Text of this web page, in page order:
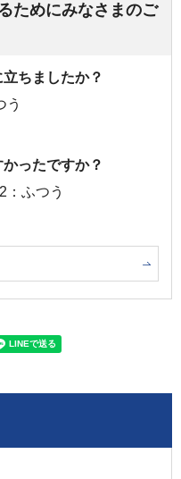
ためにみなさまのご
ちましたか？
う
ったですか？
2：ふつう